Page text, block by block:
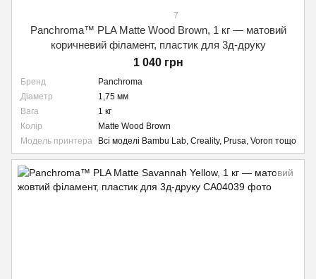
7
Panchroma™ PLA Matte Wood Brown, 1 кг — матовий
коричневий філамент, пластик для 3д-друку
1 040 грн
Бренд
Panchroma
Діаметр
1,75 мм
Вага
1 кг
Колір
Matte Wood Brown
Модель принтера
Всі моделі Bambu Lab, Creality, Prusa, Voron тощо